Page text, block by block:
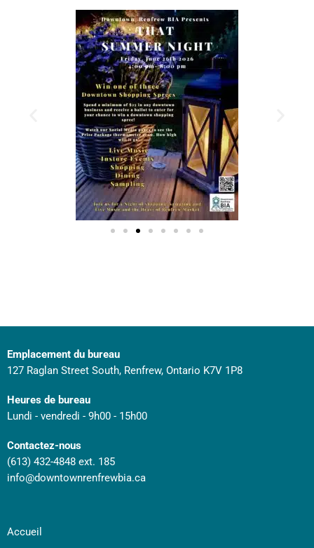
Emplacement du bureau
127 Raglan Street South, Renfrew, Ontario K7V 1P8
Heures de bureau
Lundi - vendredi - 9h00 - 15h00
Contactez-nous
(613) 432-4848 ext. 185
info@downtownrenfrewbia.ca
Accueil